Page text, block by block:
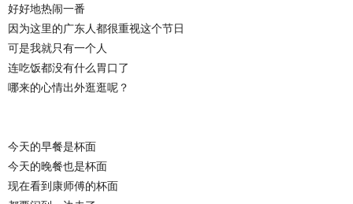
好好地热闹一番
因为这里的广东人都很重视这个节日
可是我就只有一个人
连吃饭都没有什么胃口了
哪来的心情出外逛逛呢？
今天的早餐是杯面
今天的晚餐也是杯面
现在看到康师傅的杯面